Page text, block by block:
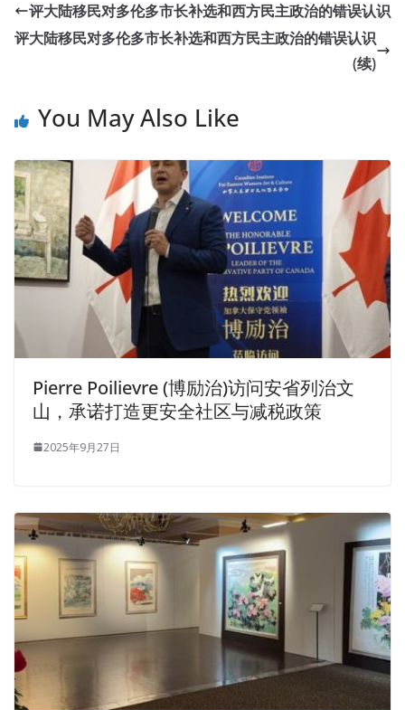
评大陆移民对多伦多市长补选和西方民主政治的错误认识
评大陆移民对多伦多市长补选和西方民主政治的错误认识
(续)
You May Also Like
Pierre Poilievre (博励治)访问安省列治文
山，承诺打造更安全社区与减税政策
2025年9月27日